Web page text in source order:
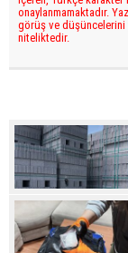
onaylanmamaktadır.
görüş ve düşüncelerini
niteliktedir.